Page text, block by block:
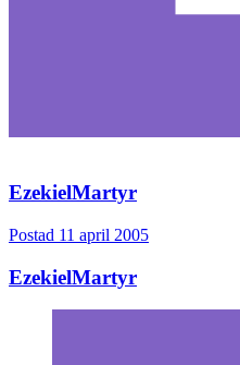
EzekielMartyr
Postad 11 april 2005
EzekielMartyr